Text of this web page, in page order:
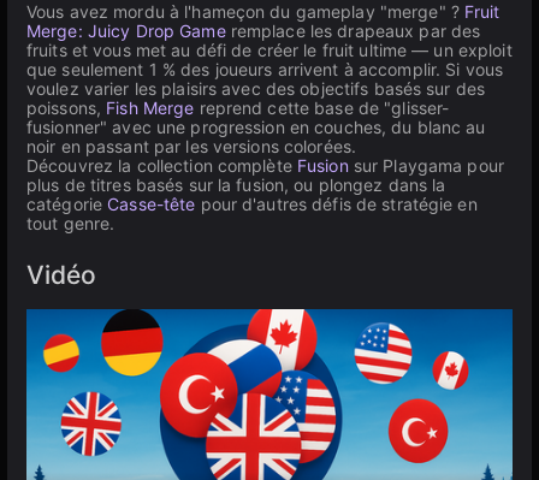
Vous avez mordu à l'hameçon du gameplay "merge" ? Fruit
Merge: Juicy Drop Gameremplace les drapeaux par des
fruits et vous met au défi de créer le fruit ultime — un exploit
que seulement 1 % des joueurs arrivent à accomplir. Si vous
voulez varier les plaisirs avec des objectifs basés sur des
poissons, Fish Merge reprend cette base de "glisser-
fusionner" avec une progression en couches, du blanc au
noir en passant par les versions colorées.
Découvrez la collection complète Fusion sur Playgama pour
plus de titres basés sur la fusion, ou plongez dans la
catégorie Casse-tête pour d'autres défis de stratégie en
tout genre.
Vidéo